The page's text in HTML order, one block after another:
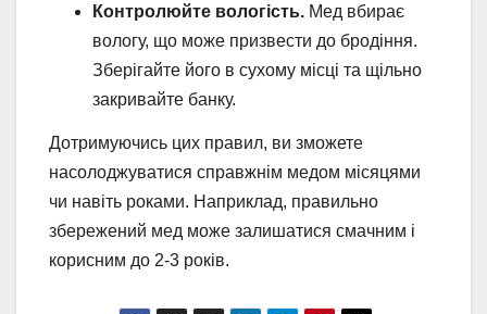
Контролюйте вологість. Мед вбирає
вологу, що може призвести до бродіння.
Зберігайте його в сухому місці та щільно
закривайте банку.
Дотримуючись цих правил, ви зможете
насолоджуватися справжнім медом місяцями
чи навіть роками. Наприклад, правильно
збережений мед може залишатися смачним і
корисним до 2-3 років.